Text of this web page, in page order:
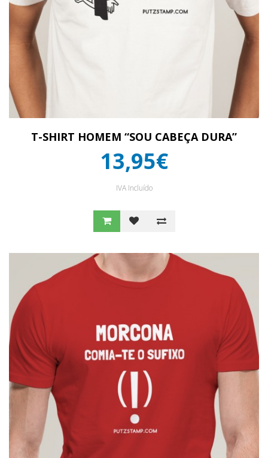
T-SHIRT HOMEM “SOU CABEÇA DURA”
13,95€
IVA Incluído